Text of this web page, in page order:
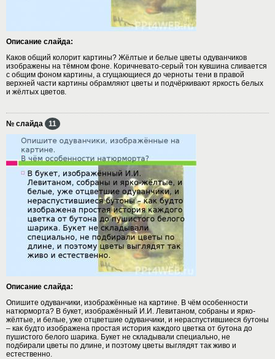
Описание слайда:
Каков общий колорит картины? Жёлтые и белые цветы одуванчиков
изображены на тёмном фоне. Коричневато-серый тон кувшина сливается
с общим фоном картины, а сгущающиеся до черноты тени в правой
верхней части картины обрамляют цветы и подчёркивают яркость белых
и жёлтых цветов.
№ слайда 11
Описание слайда:
Опишите одуванчики, изображённые на картине. В чём особенности
натюрморта? В букет, изображённый И.И. Левитаном, собраны и ярко-
жёлтые, и белые, уже отцветшие одуванчики, и нераспустившиеся бутоны
– как будто изображена простая история каждого цветка от бутона до
пушистого белого шарика. Букет не складывали специально, не
подбирали цветы по длине, и поэтому цветы выглядят так живо и
естественно.